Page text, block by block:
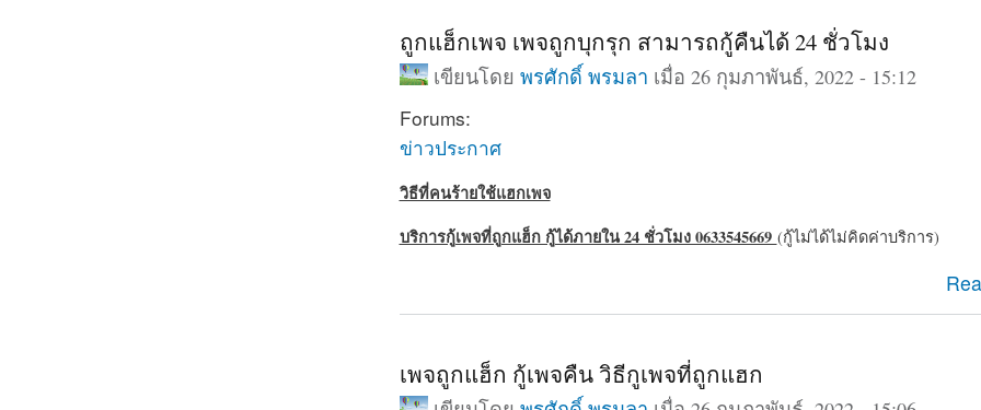
ถูกแฮ็กเพจ เพจถูกบุกรุก สามารถกู้คืนได้ 24 ชั่วโมง
เขียนโดยพรศักดิ์ พรมลา เมื่อ 26 กุมภาพันธ์, 2022 - 15:12
Forums:
ข่าวประกาศ
วิธีที่คนร้ายใช้แฮกเพจ
บริการกู้เพจที่ถูกแฮ็ก กู้ได้ภายใน 24 ชั่วโมง 0633545669 (กู้ไม่ได้ไม่คิดค่าบริการ)
เพจถูกแฮ็ก กู้เพจคืน วิธีกูเพจที่ถูกแฮก